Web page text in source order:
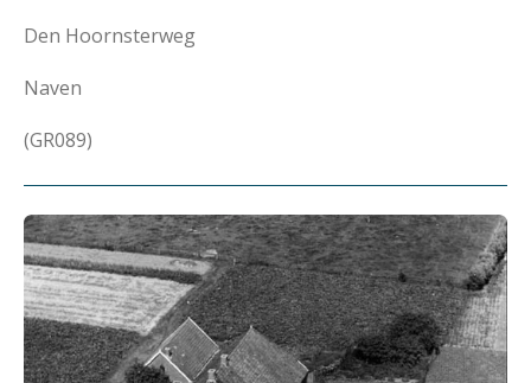
Den Hoornsterweg
Naven
(GR089)